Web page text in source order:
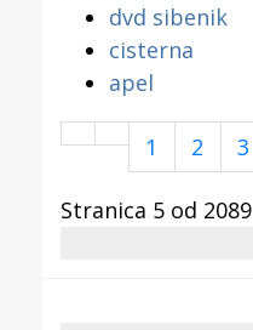
dvd sibenik
cisterna
apel
1 2 3
Stranica 5 od 2089